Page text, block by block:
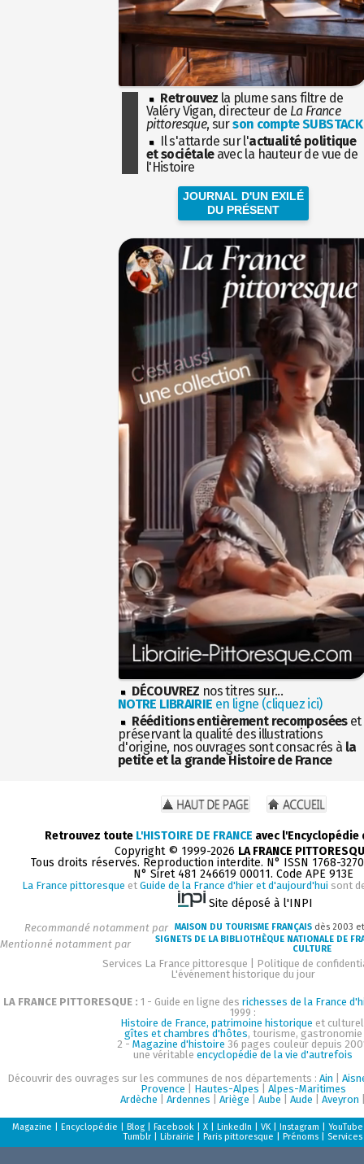
Retrouvez la plume sans filtre de
Valéry Vigan, directeur de La France
pittoresque, surson compte SUBSTACK
Il s'attarde sur l'actualité politique
et sociétaleavec la hauteur de vue de
l'Histoire
JOURNAL D'UN EXILÉ
DU PRÉSENT
DÉCOUVREZ nos titres sur...
NOTRE LIBRAIRIE en ligne (cliquez ici)
Rééditions entièrement recomposéeset
préservant la qualité des illustrations
d'origine, nos ouvrages sont consacrés à la
petite et la grande Histoire de France
Retrouvez toute L'HISTOIRE DE FRANCE avec
Copyright © 1999-2026 LA FRANCE
Tous droits réservés. Reproduction interdite. N° ISSN 1768-
N° Siret 481 246619 00011. Code APE 913E
La France pittoresque et Guide de la France d'hier et d'aujourd'hui sont
Site déposé à l'INPI
Recommandé notamment par MAISON DU TOURISME FRANÇAIS dès 2003
Mentionné notamment par
SIGNETS DE LA BIBLIOTHÈQUE NATIONALE DE
CULTURE
Services La France pittoresque
Politique de
L'événement historique du jour
LA FRANCE PITTORESQUE : 1 - Guide en ligne des richesses de la France
1999 :
Histoire de France, patrimoine historique et
gîtes et chambres d'hôtes, tourisme, gastronomie
2 - Magazine d'histoire 36 pages couleur depuis
une véritableencyclopédie de la vie d'autrefois
Découvrir des ouvrages sur les communes de nos départements :Ain |
Provence
Hautes-Alpes
Alpes-Maritimes
Ardèche |Ardennes |Ariège |Aube |Aude |Aveyron
Magazine |Encyclopédie |Blog |Facebook |X |LinkedIn |VK |Instagram |YouTube
Tumblr |Librairie |Paris pittoresque |Prénoms Services